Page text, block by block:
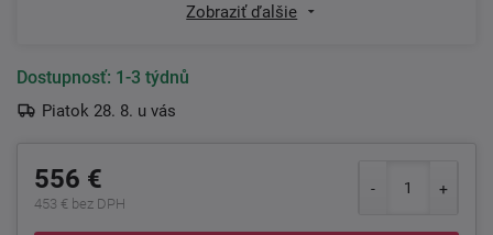
Zobraziť ďalšie
Dostupnosť: 1-3 týdnů
Piatok 28. 8. u vás
556 €
453 € bez DPH